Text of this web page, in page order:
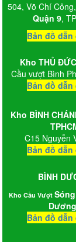
504, Võ Chí
Quận 9,
Bản đồ
Kho THỦ
Cầu vượt Bình
Bản đồ
Kho BÌNH
C15 Nguyễn
Bản đồ
BÌNH
Kho Cầu Vượt
Dương
Bản đồ